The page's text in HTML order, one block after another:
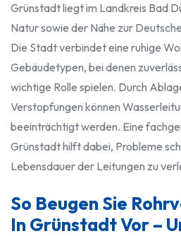
Grünstadt liegt im Landkreis Bad
Natur sowie der Nähe zur
Die Stadt verbindet eine ruhige
Gebäudetypen, bei denen
wichtige Rolle spielen. Durch
Verstopfungen können
beeinträchtigt werden. Eine
Grünstadt hilft dabei, Probleme
Lebensdauer der Leitungen zu
So Beugen Sie
In Grünstadt Vor –